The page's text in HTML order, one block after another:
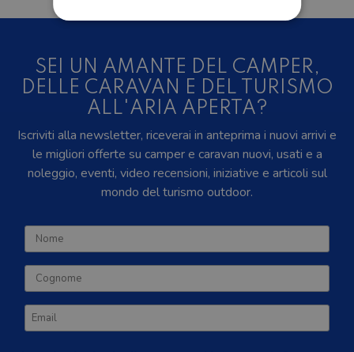
SEI UN AMANTE DEL CAMPER,
DELLE CARAVAN E DEL TURISMO
ALL'ARIA APERTA?
Iscriviti alla newsletter, riceverai in anteprima i nuovi arrivi e
le migliori offerte su camper e caravan nuovi, usati e a
noleggio, eventi, video recensioni, iniziative e articoli sul
mondo del turismo outdoor.